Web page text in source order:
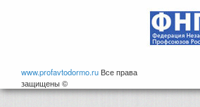
www.profavtodormo.ru Все права
защищены ©